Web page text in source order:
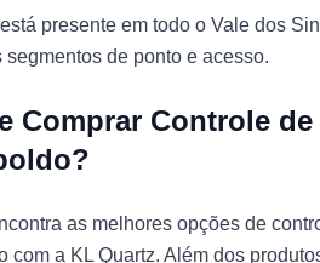
presente em todo o Vale dos
segmentos de ponto e acesso.
Comprar Controle de
as melhores opções de
com a KL Quartz. Além dos